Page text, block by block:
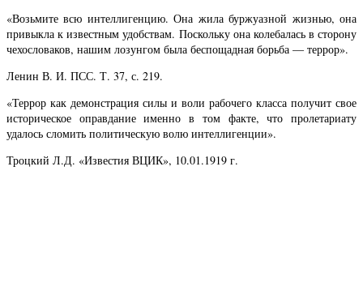
«Возьмите всю интеллигенцию. Она жила буржуазной жизнью, она
привыкла к известным удобствам. Поскольку она колебалась в сторону
чехословаков, нашим лозунгом была беспощадная борьба — террор».
Ленин В. И. ПСС. Т. 37, с. 219.
«Террор как демонстрация силы и воли рабочего класса получит свое
историческое оправдание именно в том факте, что пролетариату
удалось сломить политическую волю интеллигенции».
Троцкий Л.Д. «Известия ВЦИК», 10.01.1919 г.